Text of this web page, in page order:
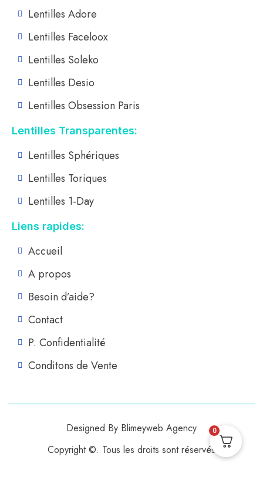
Lentilles Adore
Lentilles Faceloox
Lentilles Soleko
Lentilles Desio
Lentilles Obsession Paris
Lentilles Transparentes:
Lentilles Sphériques
Lentilles Toriques
Lentilles 1-Day
Liens rapides:
Accueil
A propos
Besoin d’aide?
Contact
P. Confidentialité
Conditons de Vente
Designed By Blimeyweb Agency
Copyright ©. Tous les droits sont réservés
0